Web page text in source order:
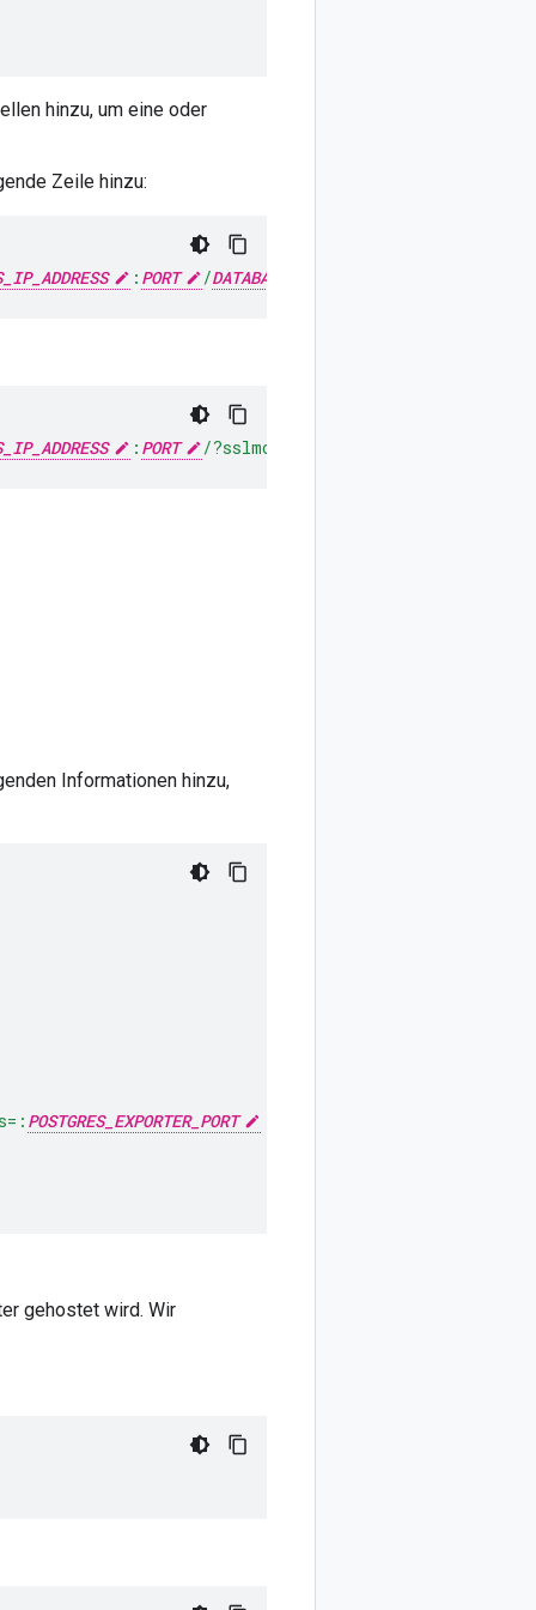
hinzu, um eine oder
Zeile hinzu:
: PORT /DATABASE_NAME
: PORT /?sslmode=disable"
Informationen hinzu,
POSTGRES_EXPORTER_PORT
gehostet wird. Wir